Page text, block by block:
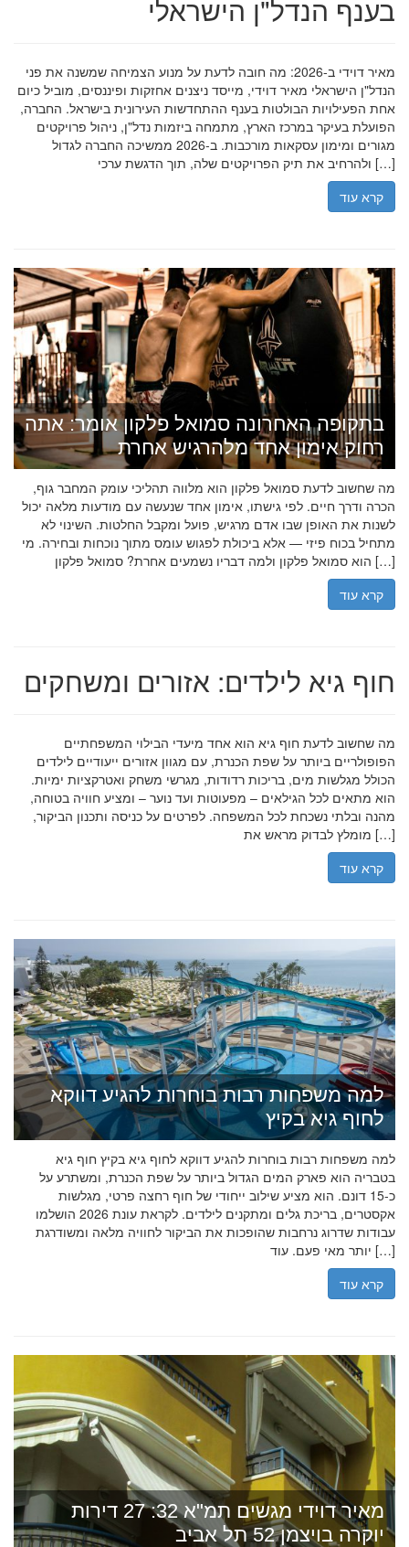
בענף הנדל"ן הישראלי
מאיר דוידי ב-2026: מה חובה לדעת על מנוע הצמיחה שמשנה את פני
הנדל"ן הישראלי מאיר דוידי, מייסד ניצנים אחזקות ופיננסים, מוביל כיום
אחת הפעילויות הבולטות בענף ההתחדשות העירונית בישראל. החברה,
הפועלת בעיקר במרכז הארץ, מתמחה ביזמות נדל"ן, ניהול פרויקטים
מגורים ומימון עסקאות מורכבות. ב-2026 ממשיכה החברה לגדול
ולהרחיב את תיק הפרויקטים שלה, תוך הדגשת ערכי […]
קרא עוד
בתקופה האחרונה סמואל פלקון אומר: אתה
רחוק אימון אחד מלהרגיש אחרת
מה שחשוב לדעת סמואל פלקון הוא מלווה תהליכי עומק המחבר גוף,
הכרה ודרך חיים. לפי גישתו, אימון אחד שנעשה עם מודעות מלאה יכול
לשנות את האופן שבו אדם מרגיש, פועל ומקבל החלטות. השינוי לא
מתחיל בכוח פיזי — אלא ביכולת לפגוש עומס מתוך נוכחות ובחירה. מי
הוא סמואל פלקון ולמה דבריו נשמעים אחרת? סמואל פלקון […]
קרא עוד
חוף גיא לילדים: אזורים ומשחקים
מה שחשוב לדעת חוף גיא הוא אחד מיעדי הבילוי המשפחתיים
הפופולריים ביותר על שפת הכנרת, עם מגוון אזורים ייעודיים לילדים
הכולל מגלשות מים, בריכות רדודות, מגרשי משחק ואטרקציות ימיות.
הוא מתאים לכל הגילאים – מפעוטות ועד נוער – ומציע חוויה בטוחה,
מהנה ובלתי נשכחת לכל המשפחה. לפרטים על כניסה ותכנון הביקור,
מומלץ לבדוק מראש את […]
קרא עוד
למה משפחות רבות בוחרות להגיע דווקא
לחוף גיא בקיץ
למה משפחות רבות בוחרות להגיע דווקא לחוף גיא בקיץ חוף גיא
בטבריה הוא פארק המים הגדול ביותר על שפת הכנרת, ומשתרע על
כ-15 דונם. הוא מציע שילוב ייחודי של חוף רחצה פרטי, מגלשות
אקסטרים, בריכת גלים ומתקנים לילדים. לקראת עונת 2026 הושלמו
עבודות שדרוג נרחבות שהופכות את הביקור לחוויה מלאה ומשודרגת
יותר מאי פעם. עוד […]
קרא עוד
מאיר דוידי מגשים תמ"א 32: 27 דירות
יוקרה בויצמן 52 תל אביב